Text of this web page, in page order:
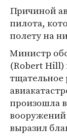
Причиной
пилота,
полету на
Министр
(Robert Hill)
тщательное
произошла
выразил